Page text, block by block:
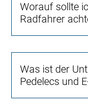
Worauf sollte
Radfahrer
Was ist der
Pedelecs und